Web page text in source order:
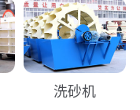
洗砂机